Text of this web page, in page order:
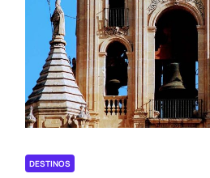
DESTINOS